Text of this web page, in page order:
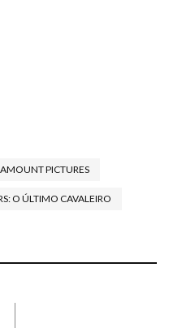
PICTURES
O ÚLTIMO CAVALEIRO